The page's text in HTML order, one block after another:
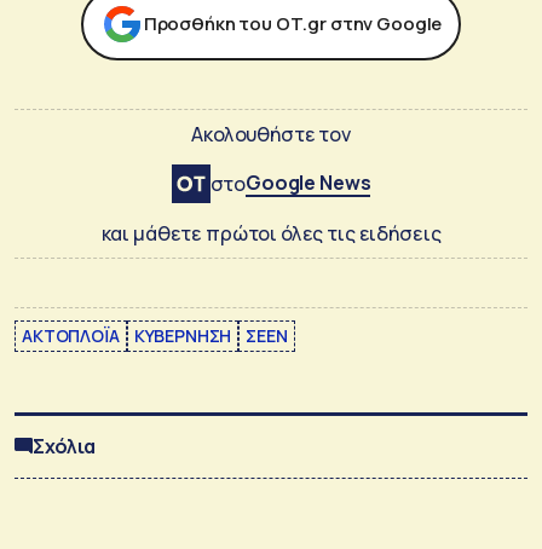
Προσθήκη του ΟΤ.gr στην Google
Ακολουθήστε τον
στοGoogle News
και μάθετε πρώτοι όλες τις ειδήσεις
ΑΚΤΟΠΛΟΪΑ ΚΥΒΕΡΝΗΣΗ ΣΕΕΝ
Σχόλια